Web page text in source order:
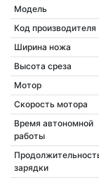
Модель
Код производителя
Ширина ножа
Высота среза
Мотор
Скорость мотора
Время автономной
работы
зарядки